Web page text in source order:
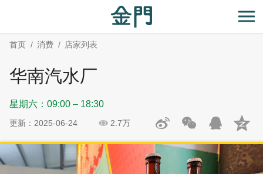
主
开
首页 消费 店家列表
华南汽水厂
星期六：09:00 – 18:30
更新：2025-06-24 2.7万
社